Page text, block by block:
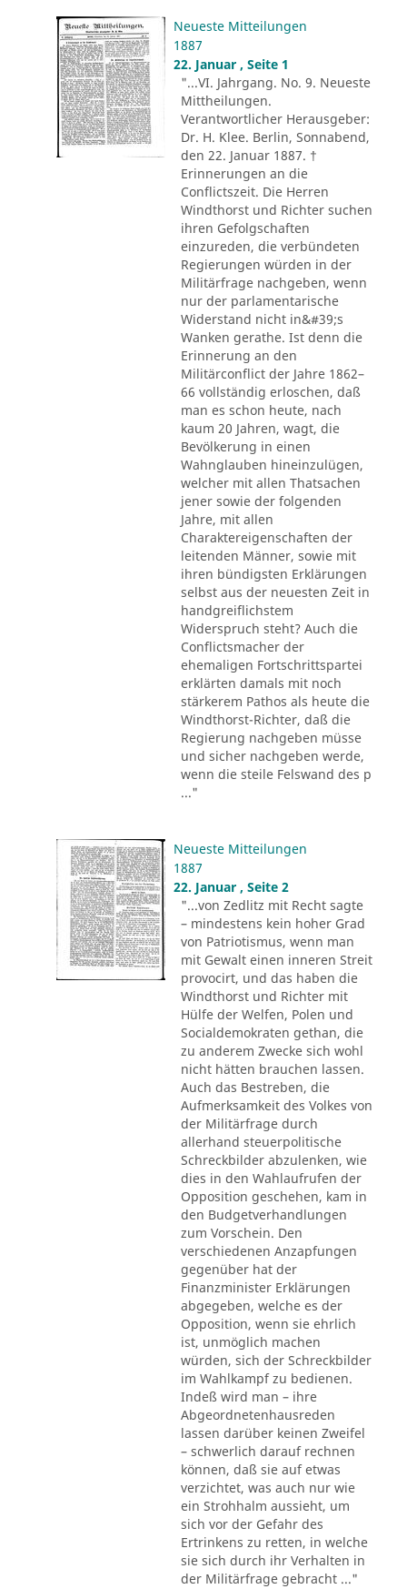
Neueste Mitteilungen
1887
22. Januar , Seite 1
"...VI. Jahrgang. No. 9. Neueste
Mittheilungen.
Verantwortlicher Herausgeber:
Dr. H. Klee. Berlin, Sonnabend,
den 22. Januar 1887. †
Erinnerungen an die
Conflictszeit. Die Herren
Windthorst und Richter suchen
ihren Gefolgschaften
einzureden, die verbündeten
Regierungen würden in der
Militärfrage nachgeben, wenn
nur der parlamentarische
Widerstand nicht in&#39;s
Wanken gerathe. Ist denn die
Erinnerung an den
Militärconflict der Jahre 1862–
66 vollständig erloschen, daß
man es schon heute, nach
kaum 20 Jahren, wagt, die
Bevölkerung in einen
Wahnglauben hineinzulügen,
welcher mit allen Thatsachen
jener sowie der folgenden
Jahre, mit allen
Charaktereigenschaften der
leitenden Männer, sowie mit
ihren bündigsten Erklärungen
selbst aus der neuesten Zeit in
handgreiflichstem
Widerspruch steht? Auch die
Conflictsmacher der
ehemaligen Fortschrittspartei
erklärten damals mit noch
stärkerem Pathos als heute die
Windthorst-Richter, daß die
Regierung nachgeben müsse
und sicher nachgeben werde,
wenn die steile Felswand des p
..."
Neueste Mitteilungen
1887
22. Januar , Seite 2
"...von Zedlitz mit Recht sagte
– mindestens kein hoher Grad
von Patriotismus, wenn man
mit Gewalt einen inneren Streit
provocirt, und das haben die
Windthorst und Richter mit
Hülfe der Welfen, Polen und
Socialdemokraten gethan, die
zu anderem Zwecke sich wohl
nicht hätten brauchen lassen.
Auch das Bestreben, die
Aufmerksamkeit des Volkes von
der Militärfrage durch
allerhand steuerpolitische
Schreckbilder abzulenken, wie
dies in den Wahlaufrufen der
Opposition geschehen, kam in
den Budgetverhandlungen
zum Vorschein. Den
verschiedenen Anzapfungen
gegenüber hat der
Finanzminister Erklärungen
abgegeben, welche es der
Opposition, wenn sie ehrlich
ist, unmöglich machen
würden, sich der Schreckbilder
im Wahlkampf zu bedienen.
Indeß wird man – ihre
Abgeordnetenhausreden
lassen darüber keinen Zweifel
– schwerlich darauf rechnen
können, daß sie auf etwas
verzichtet, was auch nur wie
ein Strohhalm aussieht, um
sich vor der Gefahr des
Ertrinkens zu retten, in welche
sie sich durch ihr Verhalten in
der Militärfrage gebracht ..."